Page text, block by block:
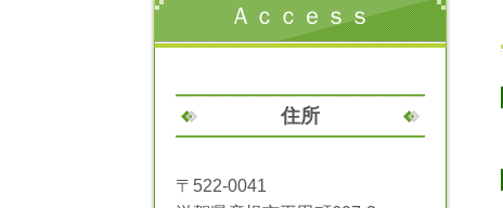
Ａｃｃｅｓｓ
住所
〒522-0041